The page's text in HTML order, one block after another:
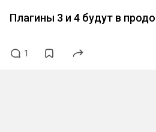
Плагины 3 и 4 будут в
1